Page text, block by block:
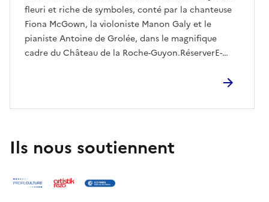
fleuri et riche de symboles, conté par la chanteuse
Fiona McGown, la violoniste Manon Galy et le
pianiste Antoine de Grolée, dans le magnifique
cadre du Château de la Roche-Guyon.RéserverE-
Ils nous soutiennent